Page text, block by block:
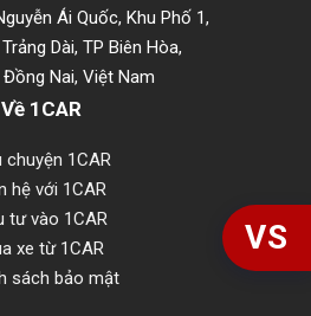
Ái Quốc, Khu Phố 1,
Dài, TP Biên Hòa,
Nai, Việt Nam
Về 1CAR
chuyện 1CAR
hệ với 1CAR
tư vào 1CAR
xe từ 1CAR
sách bảo mật
VS